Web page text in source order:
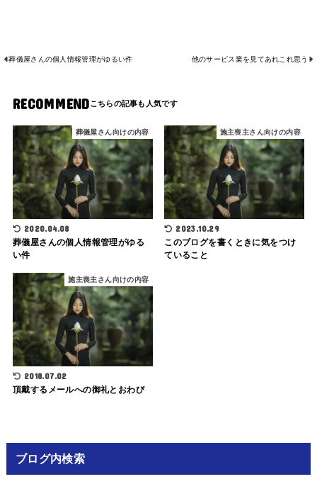
葬儀屋さんの個人情報管理がゆるい件 他のサービス業を見てあれこれ思う
RECOMMEND
葬儀屋さん向けの内容
2020.04.08
葬儀屋さんの個人情報管理がゆる
い件
施主喪主さん向けの内容
2023.10.29
このブログを書くときに気をつけ
ていること
施主喪主さん向けの内容
2018.07.02
頂戴するメールへの御礼とおわび
ブログ内検索